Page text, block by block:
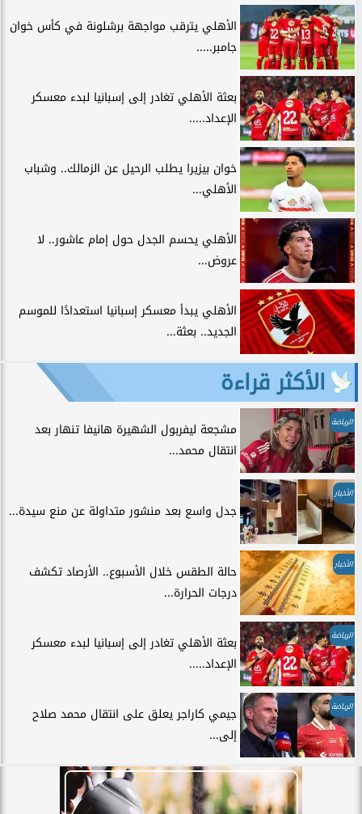
الأهلي يترقب مواجهة برشلونة في كأس خوان
جامبر.....
بعثة الأهلي تغادر إلى إسبانيا لبدء معسكر
الإعداد.....
خوان بيزيرا يطلب الرحيل عن الزمالك.. وشباب
الأهلي...
الأهلي يحسم الجدل حول إمام عاشور.. لا
عروض...
الأهلي يبدأ معسكر إسبانيا استعدادًا للموسم
الجديد.. بعثة...
الأكثر قراءة
الرياضة
مشجعة ليفربول الشهيرة هانيفا تنهار بعد
انتقال محمد...
الأخبار
جدل واسع بعد منشور متداولة عن منع سيدة...
الأخبار
حالة الطقس خلال الأسبوع.. الأرصاد تكشف
درجات الحرارة...
الرياضة
بعثة الأهلي تغادر إلى إسبانيا لبدء معسكر
الإعداد.....
الرياضة
جيمي كاراجر يعلق على انتقال محمد صلاح
إلى...